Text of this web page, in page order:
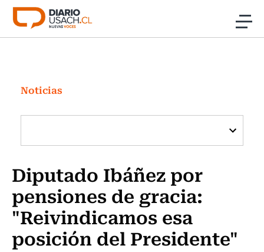
Click acá para ir directamente al contenido
Investigación
Cultura
Programas Radio y TV Usach
Noticias
Diputado Ibáñez por
pensiones de gracia:
"Reivindicamos esa
posición del Presidente"